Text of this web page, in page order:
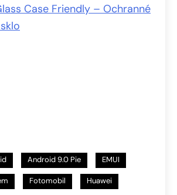
Case Friendly – Ochranné
Android 9.0 Pie EMUI
Fotomobil Huawei